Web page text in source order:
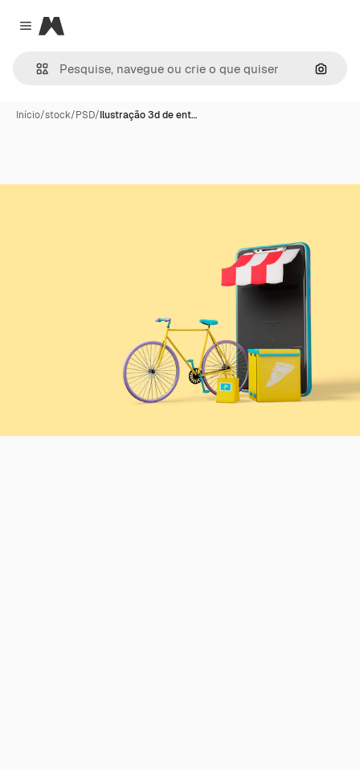
Close menu
Magnific
Início/stock/PSD/Ilustração 3d de ent…